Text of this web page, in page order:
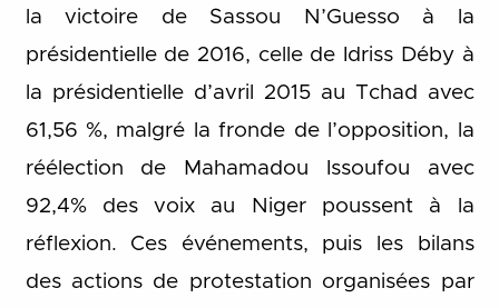
la victoire de Sassou N’Guesso à la
présidentielle de 2016, celle de Idriss Déby à
la présidentielle d’avril 2015 au Tchad avec
61,56 %, malgré la fronde de l’opposition, la
réélection de Mahamadou Issoufou avec
92,4% des voix au Niger poussent à la
réflexion. Ces événements, puis les bilans
des actions de protestation organisées par